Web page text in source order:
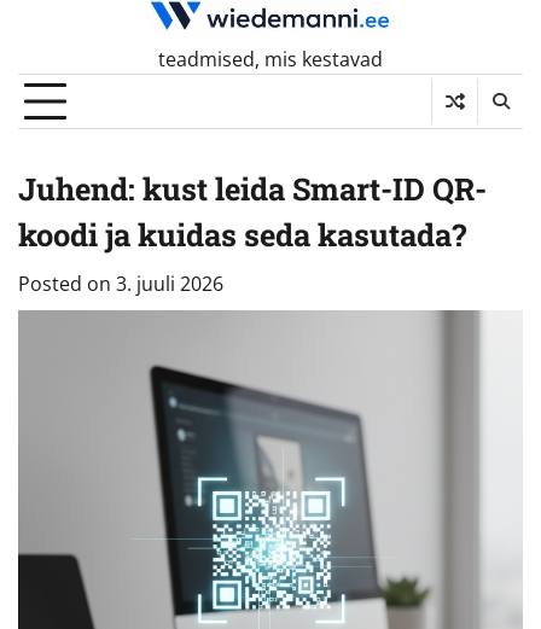
content
teadmised, mis kestavad
Juhend: kust leida Smart-ID QR-
koodi ja kuidas seda kasutada?
Posted on 3. juuli 2026